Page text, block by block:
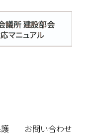
お問い合わせ